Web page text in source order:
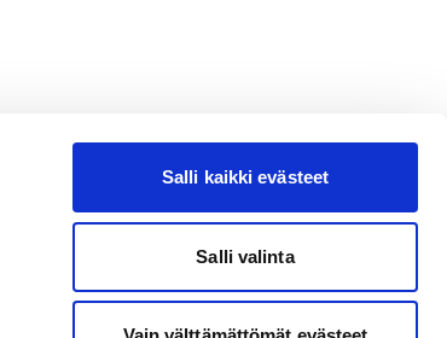
Salli kaikki evästeet
Salli valinta